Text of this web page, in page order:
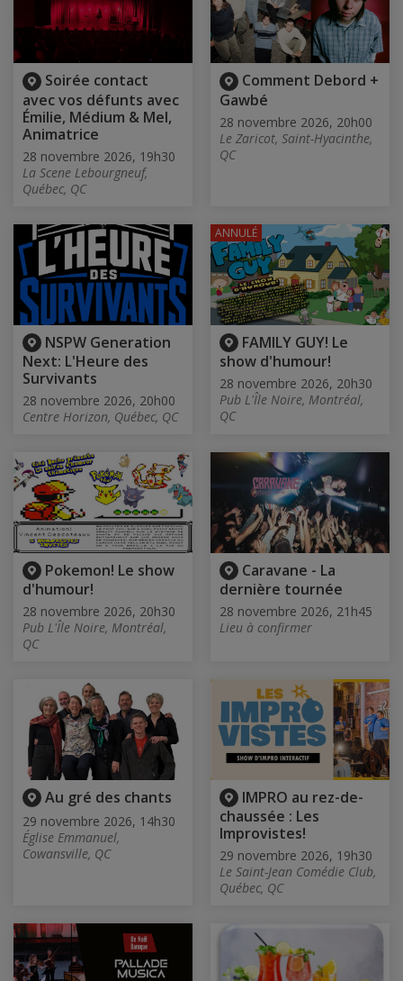
Soirée contact
avec vos défunts avec
Émilie, Médium & Mel,
Animatrice
28 novembre 2026, 19h30
La Scene Lebourgneuf,
Québec, QC
Comment Debord +
Gawbé
28 novembre 2026, 20h00
Le Zaricot, Saint-Hyacinthe,
QC
NSPW Generation
Next: L'Heure des
Survivants
28 novembre 2026, 20h00
Centre Horizon, Québec, QC
FAMILY GUY! Le
show d'humour!
28 novembre 2026, 20h30
Pub L'Île Noire, Montréal,
QC
ANNULÉ
Pokemon! Le show
d'humour!
28 novembre 2026, 20h30
Pub L'Île Noire, Montréal,
QC
Caravane - La
dernière tournée
28 novembre 2026, 21h45
Lieu à confirmer
Au gré des chants
29 novembre 2026, 14h30
Église Emmanuel,
Cowansville, QC
IMPRO au rez-de-
chaussée : Les
Improvistes!
29 novembre 2026, 19h30
Le Saint-Jean Comédie Club,
Québec, QC